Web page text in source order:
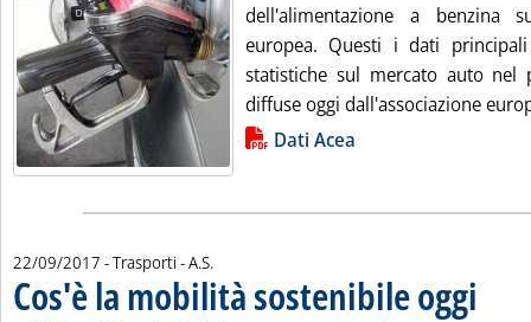
dell'alimentazione a benzina
europea. Questi i dati
statistiche sul mercato auto nel
diffuse oggi dall'associazione
Lista allegati PDF alla notizia
Dati Acea
22/09/2017 - Trasporti -di:
A.S.
Cos'è la mobilità sostenibile oggi